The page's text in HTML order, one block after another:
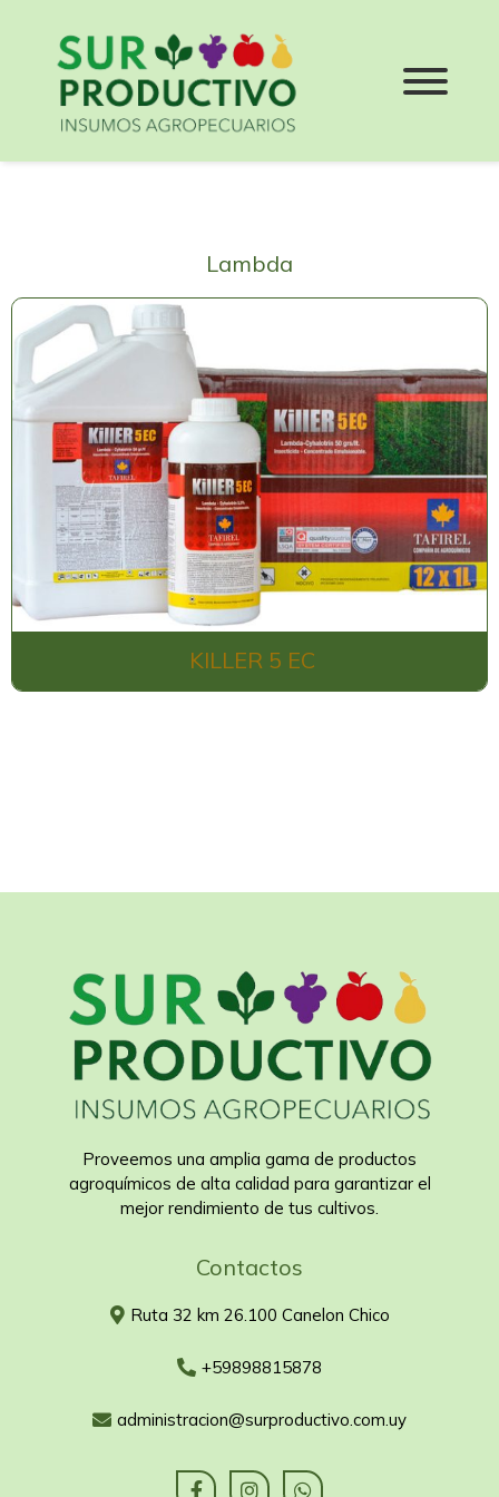
Lambda
KILLER 5 EC
Proveemos una amplia gama de productos
agroquímicos de alta calidad para garantizar el
mejor rendimiento de tus cultivos.
Contactos
Ruta 32 km 26.100 Canelon Chico
+59898815878
administracion@surproductivo.com.uy